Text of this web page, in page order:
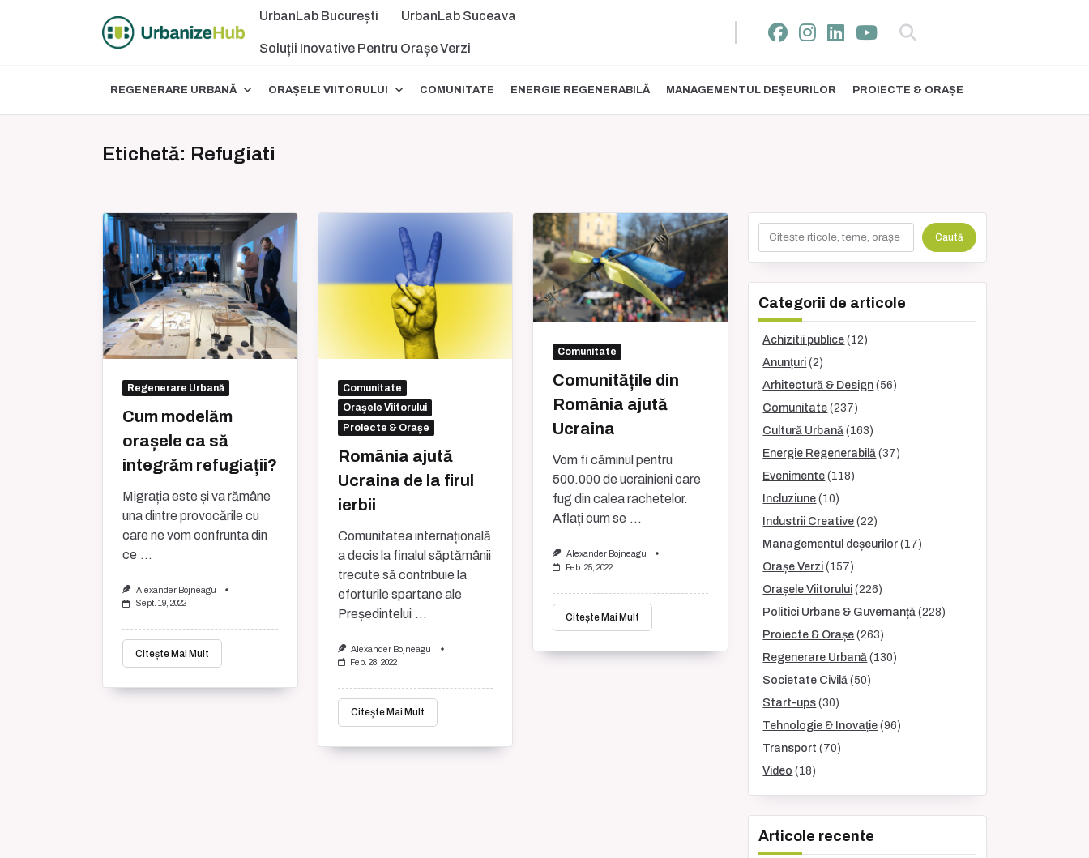
UrbanLab București UrbanLab Suceava
Soluții Inovative Pentru Orașe Verzi
REGENERARE URBANĂ ORAȘELE VIITORULUI COMUNITATE ENERGIE REGENERABILĂ MANAGEMENTUL DEȘEURILOR PROIECTE & ORAȘE
Etichetă: Refugiati
Regenerare Urbană
Cum modelăm
orașele ca să
integrăm refugiații?
Migrația este și va rămâne
una dintre provocările cu
care ne vom confrunta din
ce ...
Alexander Bojneagu
Sept. 19, 2022
Citește Mai Mult
Comunitate
Orașele Viitorului
Proiecte & Orașe
România ajută
Ucraina de la firul
ierbii
Comunitatea internațională
a decis la finalul săptămânii
trecute să contribuie la
eforturile spartane ale
Președintelui ...
Alexander Bojneagu
Feb. 28, 2022
Citește Mai Mult
Comunitate
Comunitățile din
România ajută
Ucraina
Vom fi căminul pentru
500.000 de ucrainieni care
fug din calea rachetelor.
Aflați cum se ...
Alexander Bojneagu
Feb. 25, 2022
Citește Mai Mult
Caută
Categorii de articole
Achizitii publice (12)
Anunțuri (2)
Arhitectură & Design (56)
Comunitate (237)
Cultură Urbană (163)
Energie Regenerabilă (37)
Evenimente (118)
Incluziune (10)
Industrii Creative (22)
Managementul deșeurilor (17)
Orașe Verzi (157)
Orașele Viitorului (226)
Politici Urbane & Guvernanță (228)
Proiecte & Orașe (263)
Regenerare Urbană (130)
Societate Civilă (50)
Start-ups (30)
Tehnologie & Inovație (96)
Transport (70)
Video (18)
Articole recente